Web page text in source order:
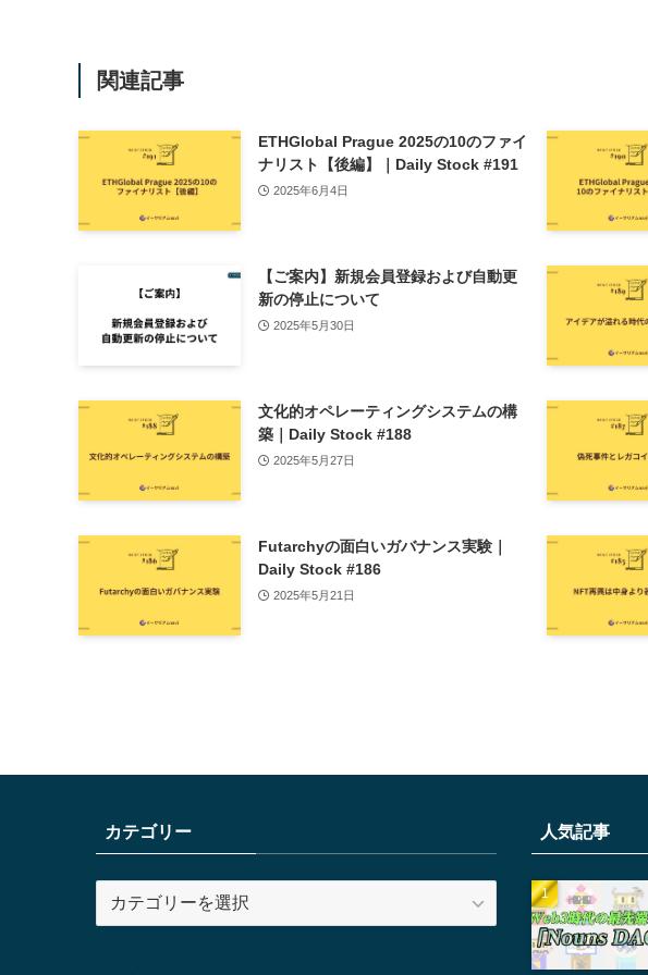
関連記事
ETHGlobal Prague 2025の10のファイ
ナリスト【後編】｜Daily Stock #191
2025年6月4日
【ご案内】新規会員登録および自動更
新の停止について
2025年5月30日
文化的オペレーティングシステムの構
築｜Daily Stock #188
2025年5月27日
Futarchyの面白いガバナンス実験｜
Daily Stock #186
2025年5月21日
カテゴリー
テ
人気記事